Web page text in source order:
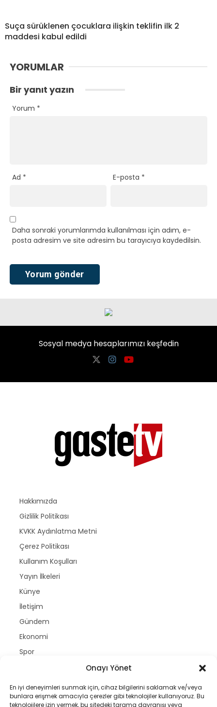
Onayı Yönet
En iyi deneyimleri sunmak için, cihaz bilgilerini saklamak ve/veya
bunlara erişmek amacıyla çerezler gibi teknolojiler kullanıyoruz. Bu
teknolojilere izin vermek, bu sitedeki tarama davranışı veya
Suça sürüklenen çocuklara ilişkin teklifin ilk 2
maddesi kabul edildi
YORUMLAR
Bir yanıt yazın
Yorum *
Ad * E-posta *
Daha sonraki yorumlarımda kullanılması için adım, e-
posta adresim ve site adresim bu tarayıcıya kaydedilsin.
Sosyal medya hesaplarımızı keşfedin
Hakkımızda
Gizlilik Politikası
KVKK Aydınlatma Metni
Çerez Politikası
Kullanım Koşulları
Yayın İlkeleri
Künye
İletişim
Gündem
Ekonomi
Spor
Dünya